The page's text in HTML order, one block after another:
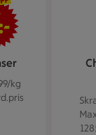
kg
40 kr